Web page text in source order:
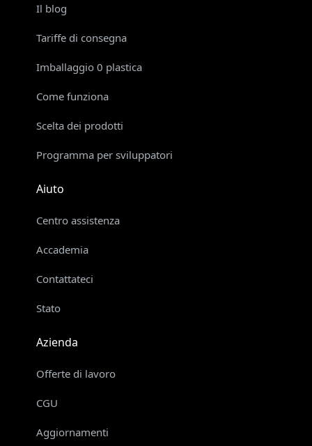
Il blog
Tariffe di consegna
Imballaggio 0 plastica
Come funziona
Scelta dei prodotti
Programma per sviluppatori
Aiuto
Centro assistenza
Accademia
Contattateci
Stato
Azienda
Offerte di lavoro
CGU
Aggiornamenti